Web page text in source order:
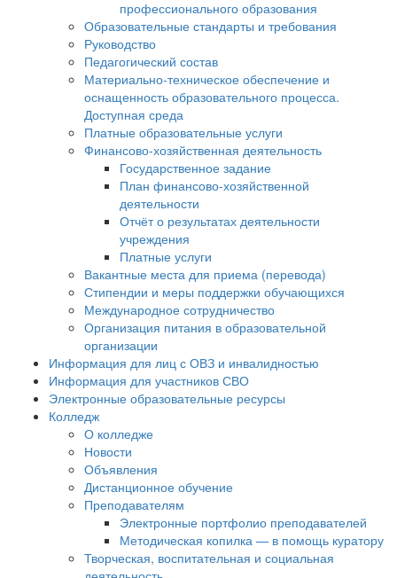
профессионального образования
Образовательные стандарты и требования
Руководство
Педагогический состав
Материально-техническое обеспечение и
оснащенность образовательного процесса.
Доступная среда
Платные образовательные услуги
Финансово-хозяйственная деятельность
Государственное задание
План финансово-хозяйственной
деятельности
Отчёт о результатах деятельности
учреждения
Платные услуги
Вакантные места для приема (перевода)
Стипендии и меры поддержки обучающихся
Международное сотрудничество
Организация питания в образовательной
организации
Информация для лиц с ОВЗ и инвалидностью
Информация для участников СВО
Электронные образовательные ресурсы
Колледж
О колледже
Новости
Объявления
Дистанционное обучение
Преподавателям
Электронные портфолио преподавателей
Методическая копилка — в помощь куратору
Творческая, воспитательная и социальная